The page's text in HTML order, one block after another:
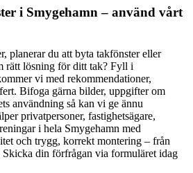
i Smygehamn – använd vårt
planerar du att byta takfönster eller
rätt lösning för ditt tak? Fyll i
vi med rekommendationer,
Bifoga gärna bilder, uppgifter om
användning så kan vi ge ännu
privatpersoner, fastighetsägare,
i hela Smygehamn med
och trygg, korrekt montering – från
Skicka din förfrågan via formuläret idag